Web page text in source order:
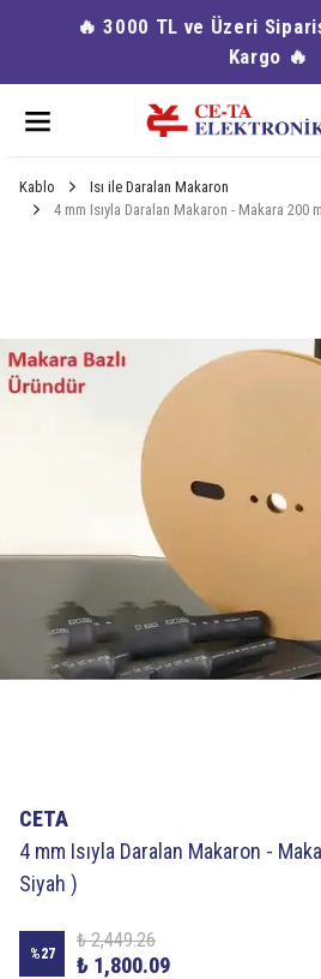
🔥 3000 TL ve Üzeri
Kargo 🔥
Kablo
Isı ile Daralan Makaron
4 mm Isıyla Daralan Makaron - Makara 200
CETA
4 mm Isıyla Daralan Makaron -
Siyah )
%27
₺ 2,449.26
₺ 1,800.09